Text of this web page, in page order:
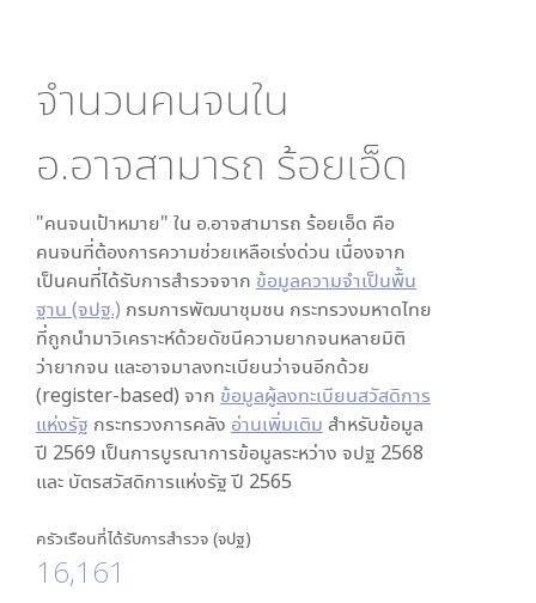
จำนวนคนจนใน
อ.อาจสามารถ ร้อยเอ็ด
"คนจนเป้าหมาย" ใน อ.อาจสามารถ ร้อยเอ็ด คือ
คนจนที่ต้องการความช่วยเหลือเร่งด่วน เนื่องจาก
เป็นคนที่ได้รับการสำรวจจาก ข้อมูลความจำเป็นพื้น
ฐาน (จปฐ.) กรมการพัฒนาชุมชน กระทรวงมหาดไทย
ที่ถูกนำมาวิเคราะห์ด้วยดัชนีความยากจนหลายมิติ
ว่ายากจน และอาจมาลงทะเบียนว่าจนอีกด้วย
(register-based) จาก ข้อมูลผู้ลงทะเบียนสวัสดิการ
แห่งรัฐ กระทรวงการคลัง อ่านเพิ่มเติม สำหรับข้อมูล
ปี 2569 เป็นการบูรณาการข้อมูลระหว่าง จปฐ 2568
และ บัตรสวัสดิการแห่งรัฐ ปี 2565
ครัวเรือนที่ได้รับการสำรวจ (จปฐ)
16,161